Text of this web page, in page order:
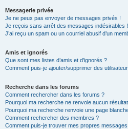
Messagerie privée
Je ne peux pas envoyer de messages privés !
Je reçois sans arrêt des messages indésirables !
J’ai reçu un spam ou un courriel abusif d’un
Amis et ignorés
Que sont mes listes d’amis et d’ignorés ?
Comment puis-je ajouter/supprimer des
Recherche dans les forums
Comment rechercher dans les forums ?
Pourquoi ma recherche ne renvoie aucun
Pourquoi ma recherche renvoie une page
Comment rechercher des membres ?
Comment puis-je trouver mes propres